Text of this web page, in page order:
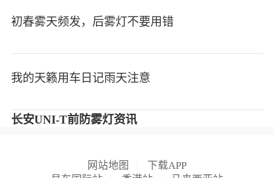
初春雾天频发，后雾灯不要用错
我的天籁用车日记雨天注意
长安UNI-T前防雾灯资讯
网站地图
下载APP